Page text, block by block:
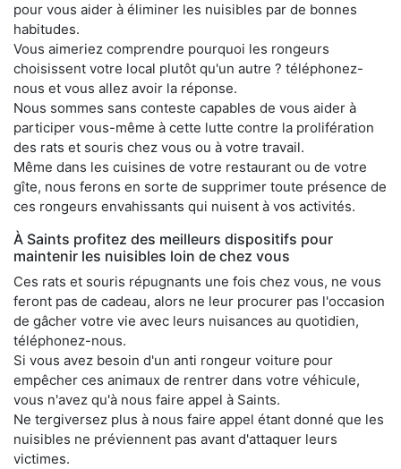
pour vous aider à éliminer les nuisibles par de bonnes
habitudes.
Vous aimeriez comprendre pourquoi les rongeurs
choisissent votre local plutôt qu'un autre ? téléphonez-
nous et vous allez avoir la réponse.
Nous sommes sans conteste capables de vous aider à
participer vous-même à cette lutte contre la prolifération
des rats et souris chez vous ou à votre travail.
Même dans les cuisines de votre restaurant ou de votre
gîte, nous ferons en sorte de supprimer toute présence de
ces rongeurs envahissants qui nuisent à vos activités.
À Saints profitez des meilleurs dispositifs pour
maintenir les nuisibles loin de chez vous
Ces rats et souris répugnants une fois chez vous, ne vous
feront pas de cadeau, alors ne leur procurer pas l'occasion
de gâcher votre vie avec leurs nuisances au quotidien,
téléphonez-nous.
Si vous avez besoin d'un anti rongeur voiture pour
empêcher ces animaux de rentrer dans votre véhicule,
vous n'avez qu'à nous faire appel à Saints.
Ne tergiversez plus à nous faire appel étant donné que les
nuisibles ne préviennent pas avant d'attaquer leurs
victimes.